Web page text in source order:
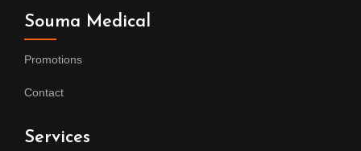
Souma Medical
Promotions
Contact
Services